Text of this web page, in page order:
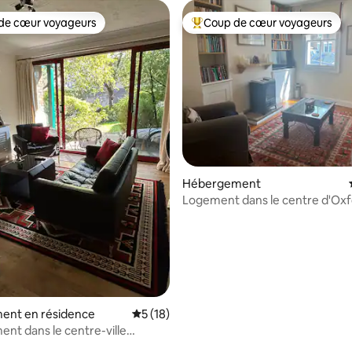
cœur voyageurs les plus appréciés
cœur voyageurs
en résidence Évaluation moyenne sur la base de 18
5 (18)
dans le centre-ville
Coups de cœur voyageurs les
Coup de cœur voyageurs
Hébergement
Logement dans le centre